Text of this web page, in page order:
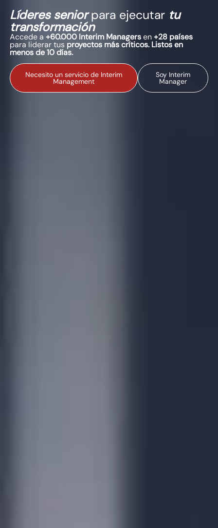
Líderes seniorpara ejecutar tu
transformación
Accede a +60.000 Interim Managersen+28 países
para liderar tus proyectos más críticos. Listos en
menos de 10 días.
Necesito un servicio de Interim
Management
Soy Interim
Manager